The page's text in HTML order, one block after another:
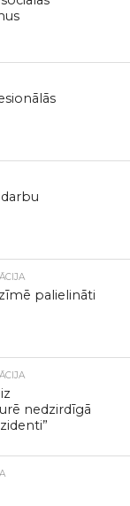
palielināti
nedzirdīgā